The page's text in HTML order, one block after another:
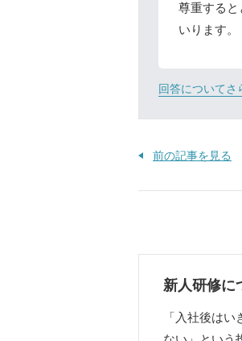
尊重すると
いります。
回答についてさ
前の記事を見る
新人研修に
「入社後は